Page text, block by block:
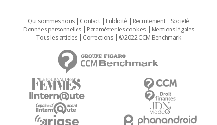
Qui sommes nous Contact Publicité Recrutement
Societé
Données personnelles
Paramétrer les cookies
Mentions légales
Tous les articles
Corrections © 2022 CCM Benchmark